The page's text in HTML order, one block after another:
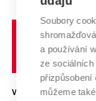
Systém zajišťování
Výzkumné
Transfer znalostí
Open Science
Projekty
Spolupráce se
Služby univerzity
Mezinárodní dohody
Univerzitní sítě
Profil univerzity
Udržitelná univerzita
Podnikavá univerzita
Bezpečná univerzita
Vyznamenání
VYSOKÉ UČENÍ
Soubory
a používání
ze
přizpůsobení
můžeme